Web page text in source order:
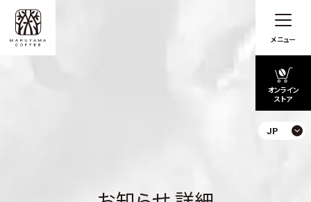
メニュー
オンライン
ストア
JP